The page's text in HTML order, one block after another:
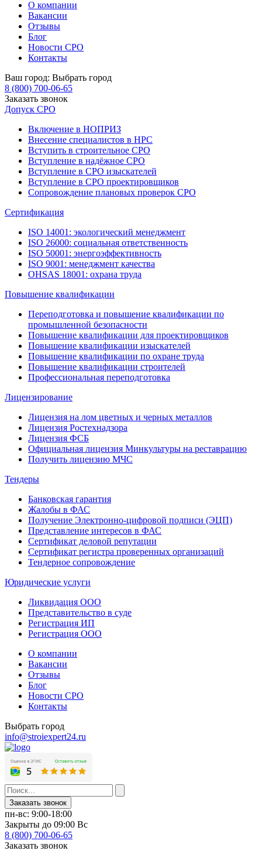
О компании
Вакансии
Отзывы
Блог
Новости СРО
Контакты
Ваш город: Выбрать город
8 (800) 700-06-65
Заказать звонок
Допуск СРО
Включение в НОПРИЗ
Внесение специалистов в НРС
Вступить в строительное СРО
Вступление в надёжное СРО
Вступление в СРО изыскателей
Вступление в СРО проектировщиков
Сопровождение плановых проверок СРО
Сертификация
ISO 14001: экологический менеджмент
ISO 26000: социальная ответственность
ISO 50001: энергоэффективность
ISO 9001: менеджмент качества
OHSAS 18001: охрана труда
Повышение квалификации
Переподготовка и повышение квалификации по
промышленной безопасности
Повышение квалификации для проектировщиков
Повышение квалификации изыскателей
Повышение квалификации по охране труда
Повышение квалификации строителей
Профессиональная переподготовка
Лицензирование
Лицензия на лом цветных и черных металлов
Лицензия Ростехнадзора
Лицензия ФСБ
Официальная лицензия Минкультуры на реставрацию
Получить лицензию МЧС
Тендеры
Банковская гарантия
Жалобы в ФАС
Получение Электронно-цифровой подписи (ЭЦП)
Представление интересов в ФАС
Сертификат деловой репутации
Сертификат регистра проверенных организаций
Тендерное сопровождение
Юридические услуги
Ликвидация ООО
Представительство в суде
Регистрация ИП
Регистрация ООО
О компании
Вакансии
Отзывы
Блог
Новости СРО
Контакты
Выбрать город
info@stroiexpert24.ru
Заказать звонок
пн-вс: 9:00-18:00
Закрыты до 09:00 Вс
8 (800) 700-06-65
Заказать звонок